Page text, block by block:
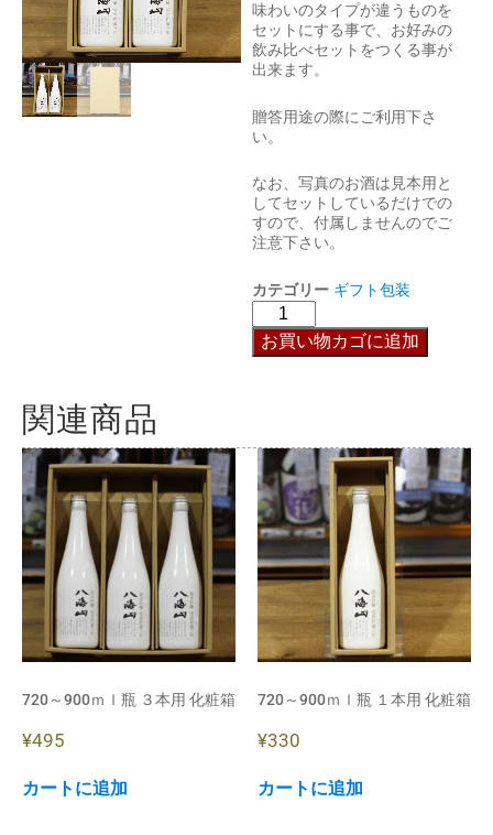
味わいのタイプが違うものを
セットにする事で、お好みの
飲み比べセットをつくる事が
出来ます。
贈答用途の際にご利用下さ
い。
なお、写真のお酒は見本用と
してセットしているだけでの
すので、付属しませんのでご
注意下さい。
カテゴリー ギフト包装
お買い物カゴに追加
関連商品
720～900ｍｌ瓶 ３本用 化粧箱
¥495
カートに追加
720～900ｍｌ瓶 １本用 化粧箱
¥330
カートに追加